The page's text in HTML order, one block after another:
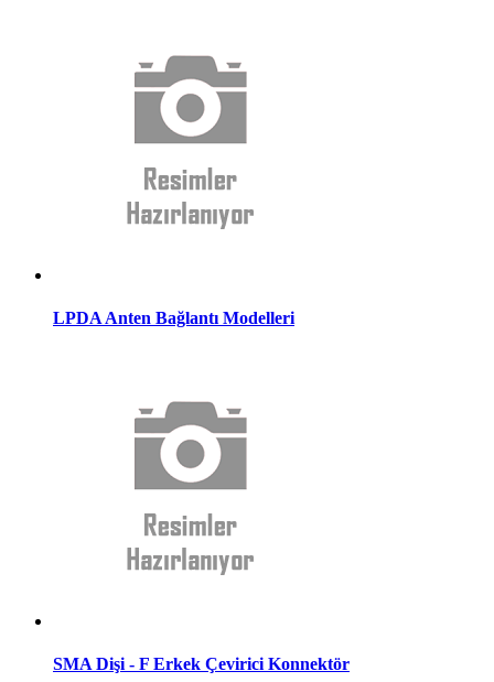
LPDA Anten Bağlantı Modelleri
SMA Dişi - F Erkek Çevirici Konnektör